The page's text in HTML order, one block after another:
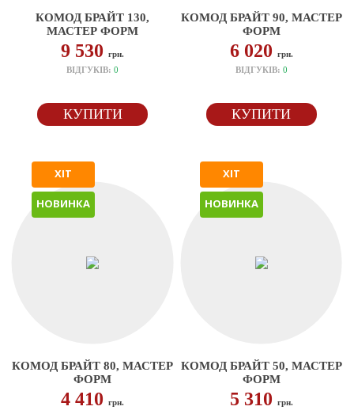
КОМОД БРАЙТ 130,
МАСТЕР ФОРМ
9 530грн.
ВІДГУКІВ:0
КУПИТИ
КОМОД БРАЙТ 90, МАСТЕР
ФОРМ
6 020 грн.
ВІДГУКІВ: 0
КУПИТИ
ХІТ
НОВИНКА
КОМОД БРАЙТ 80, МАСТЕР
ФОРМ
4 410грн.
ХІТ
НОВИНКА
КОМОД БРАЙТ 50, МАСТЕР
ФОРМ
5 310 грн.